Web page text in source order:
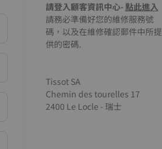
請登入顧客資訊中心- 點此進入
請務必準備好您的維修服務號
碼，以及在維修確認郵件中所提
供的密碼.
Tissot SA
Chemin des tourelles 17
2400 Le Locle - 瑞士